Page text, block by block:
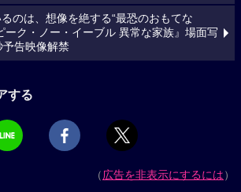
のは、想像を絶する“最恐のおもてな
ーク・ノー・イーブル 異常な家族』場面写
告映像解禁
する
（広告を非表示にするには）